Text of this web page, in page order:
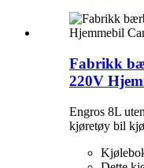
Fabrikk
220V
Engros 8L
kjøretøy bil